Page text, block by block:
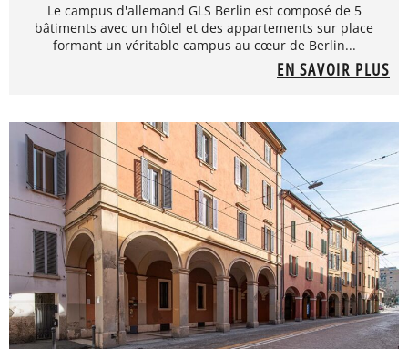
Le campus d'allemand GLS Berlin est composé de 5
bâtiments avec un hôtel et des appartements sur place
formant un véritable campus au cœur de Berlin...
EN SAVOIR PLUS